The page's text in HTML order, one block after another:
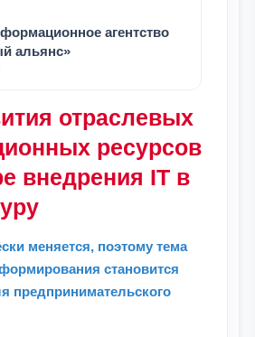
агентство
альянс»
отраслевых
ресурсов
внедрения IT в
меняется, поэтому тема
становится
предпринимательского